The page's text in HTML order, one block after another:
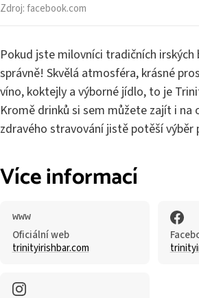
Zdroj:facebook.com
Pokud jste milovníci tradičních irských
správně! Skvělá atmosféra, krásné
víno, koktejly a výborné jídlo, to je
Kromě drinků si sem můžete zajít i na
zdravého stravování jistě potěší výběr
Více informací
Oficiální web
trinityirishbar.com